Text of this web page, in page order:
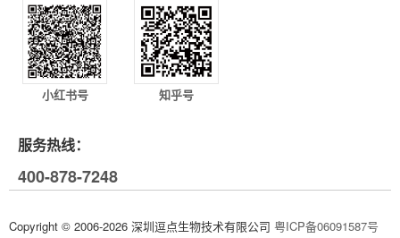
小红书号 知乎号
服务热线：
400-878-7248
Copyright © 2006-2026 深圳逗点生物技术有限公司 粤ICP备06091587号